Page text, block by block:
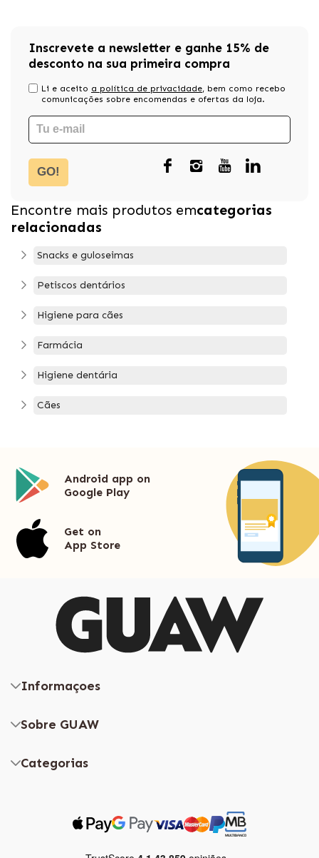
Inscrevete a newsletter e ganhe 15% de
desconto na sua primeira compra
Li e aceito a política de privacidade, bem como recebo
comunicações sobre encomendas e ofertas da loja.
GO!
Encontre mais produtos emcategorias
relacionadas
Snacks e guloseimas
Petiscos dentários
Higiene para cães
Farmácia
Higiene dentária
Cães
Android app on
Google Play
Get on
App Store
Informaçoes
Sobre GUAW
Categorias